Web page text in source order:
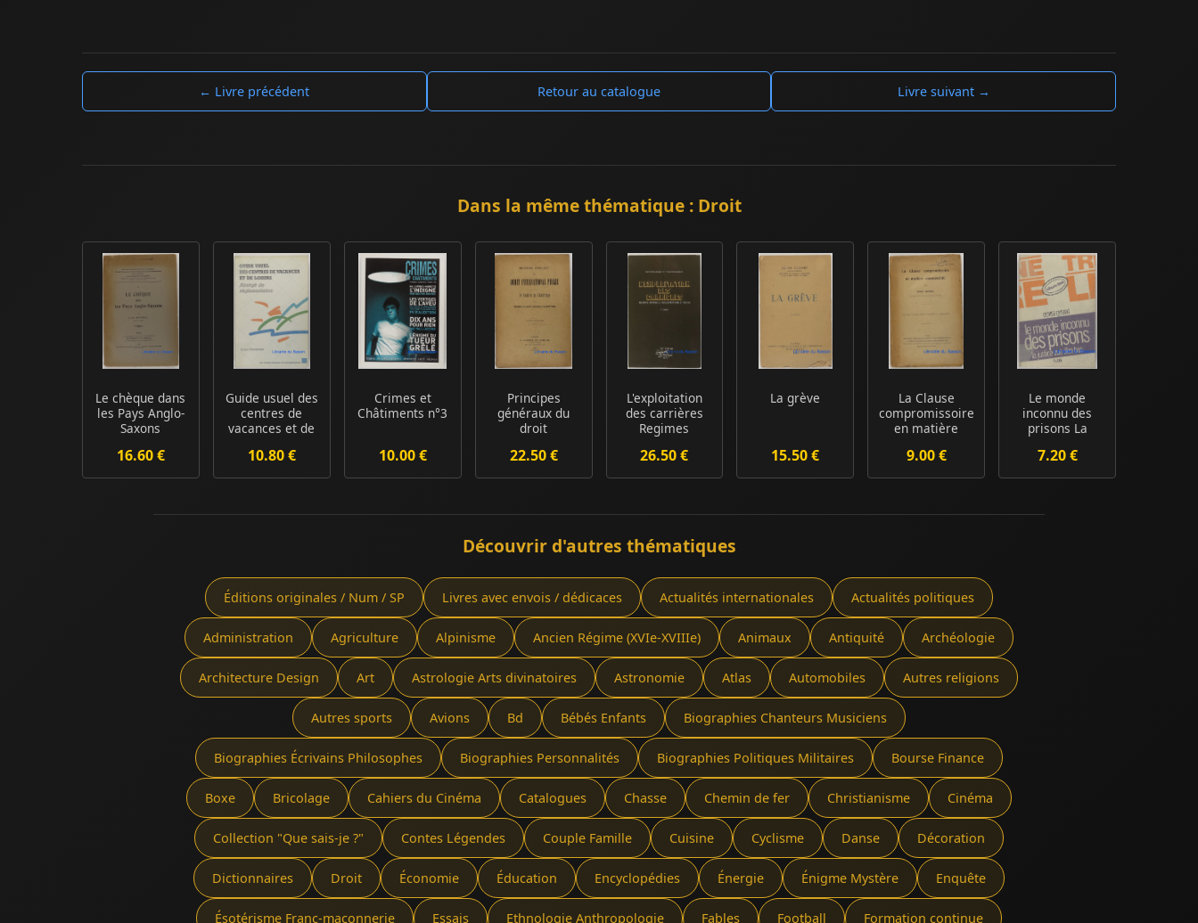
← Livre précédent Retour au catalogue Livre suivant →
Dans la même thématique : Droit
Le chèque dans
les Pays Anglo-
Saxons
16.60 €
Guide usuel des
centres de
vacances et de
10.80 €
Crimes et
Châtiments n°3
10.00 €
Principes
généraux du
droit
public De l'u...
22.50 €
L'exploitation
des carrières
Regimes
règleme...
26.50 €
La grève
15.50 €
La Clause
compromissoire
en matière
9.00 €
Le monde
inconnu des
prisons La
bas
7.20 €
Découvrir d'autres thématiques
Éditions originales / Num / SP Livres avec envois / dédicaces Actualités internationales Actualités politiques
Administration Agriculture Alpinisme Ancien Régime (XVIe-XVIIIe) Animaux Antiquité Archéologie
Architecture Design Art Astrologie Arts divinatoires Astronomie Atlas Automobiles Autres religions
Autres sports Avions Bd Bébés Enfants Biographies Chanteurs Musiciens
Biographies Écrivains Philosophes Biographies Personnalités Biographies Politiques Militaires Bourse Finance
Boxe Bricolage Cahiers du Cinéma Catalogues Chasse Chemin de fer Christianisme Cinéma
Collection "Que sais-je ?" Contes Légendes Couple Famille Cuisine Cyclisme Danse Décoration
Dictionnaires Droit Économie Éducation Encyclopédies Énergie Énigme Mystère Enquête
Ésotérisme Franc-maçonnerie Essais Ethnologie Anthropologie Fables Football Formation continue